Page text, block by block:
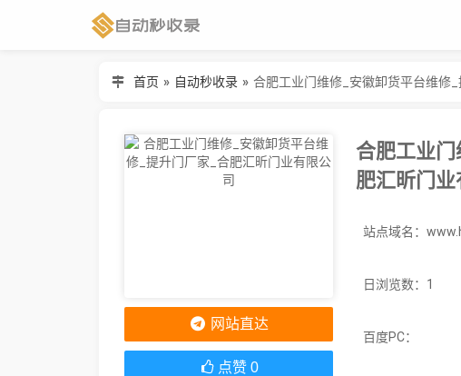
首页 » 自动秒收录 » 合肥工业门维修_安徽卸货平台维修
合肥工业
肥汇昕门业
日浏览数：1
百度PC：
网站直达
点赞 0